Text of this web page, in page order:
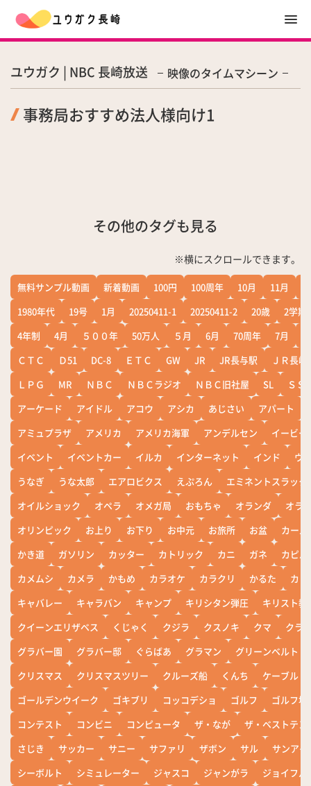
ユウガク | NBC 長崎放送 映像のタイムマシーン
事務局おすすめ法人様向け1
その他のタグも見る
※横にスクロールできます。
無料サンプル動画 新着動画 100円 100周年 10月 11月
1980年代
19号 1月 20250411-1 20250411-2 20歳
2学期
4年制
4月 ５００年 50万人 ５月 6月 70周年 7月
ＣＴＣ
Ｄ51 DC-8 ＥＴＣ GW JR JR長与駅
ＪＲ長崎
ＬＰＧ
MR ＮＢＣ ＮＢＣラジオ ＮＢＣ旧社屋 SL
ＳＳ
アーケード
アイドル アコウ アシカ あじさい アパート
アミュプラザ
アメリカ アメリカ海軍 アンデルセン
イービー
イベント
イベントカー イルカ インターネット インド
ウ
うなぎ
うな太郎 エアロビクス えぷろん
エミネントスラック
オイルショック
オペラ オメガ局 おもちゃ オランダ
オラ
オリンピック
お上り お下り お中元 お旅所 お盆
カー
かき道
ガソリン カッター カトリック カニ ガネ
カピバ
カメムシ
カメラ かもめ カラオケ カラクリ かるた
カレ
キャバレー
キャラバン キャンプ キリシタン弾圧
キリスト教
クイーンエリザベス
くじゃく クジラ クスノキ クマ
クラ
グラバー園
グラバー邸 ぐらばあ グラマン
グリーンベルト
クリスマス
クリスマスツリー クルーズ船 くんち
ケーブル
ゴールデンウイーク
ゴキブリ コッコデショ ゴルフ
ゴルフ場
コンテスト
コンビニ コンピュータ ザ・なが
ザ・ベストテン
さじき
サッカー サニー サファリ ザボン サル
サンアイ
シーボルト
シミュレーター ジャスコ ジャンがラ
ジョイフル